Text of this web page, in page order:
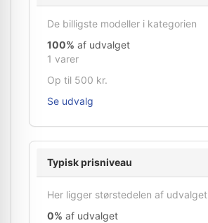
De billigste modeller i kategorien
100% af udvalget
1 varer
Op til 500 kr.
Se udvalg
Typisk prisniveau
Her ligger størstedelen af udvalget
0% af udvalget